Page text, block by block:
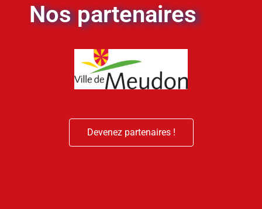
Nos partenaires
Devenez partenaires !